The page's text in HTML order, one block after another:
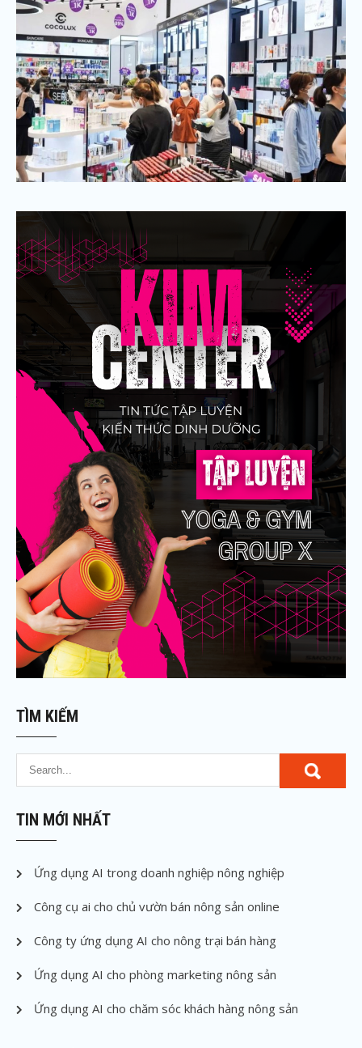
TÌM KIẾM
TIN MỚI NHẤT
Ứng dụng AI trong doanh nghiệp nông nghiệp
Công cụ ai cho chủ vườn bán nông sản online
Công ty ứng dụng AI cho nông trại bán hàng
Ứng dụng AI cho phòng marketing nông sản
Ứng dụng AI cho chăm sóc khách hàng nông sản